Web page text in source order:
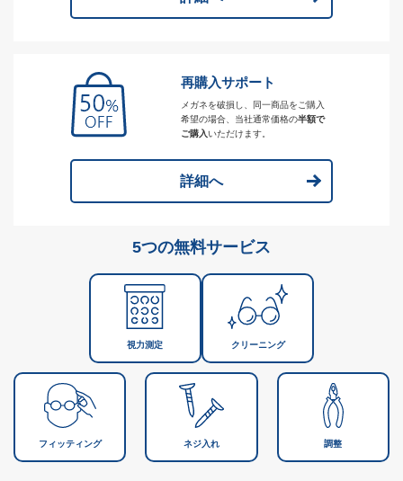
再購入サポート
メガネを破損し、同一商品をご購入
希望の場合、当社通常価格の半額で
ご購入いただけます。
詳細へ
5つの無料サービス
視力測定 クリーニング
フィッティング ネジ入れ 調整